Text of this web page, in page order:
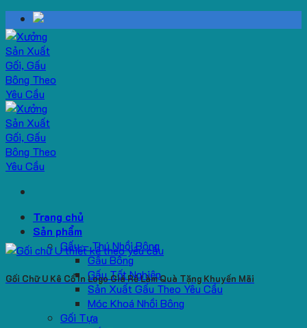
Skip
to
content
Trang chủ
Sản phẩm
Gấu – Thú Nhồi Bông
Gấu Bông
Gấu Tốt Nghiệp
Sản Xuất Gấu Theo Yêu Cầu
Móc Khoá Nhồi Bông
Gối Tựa
Gối Chữ U Kê Cổ In Logo Giá Rẻ Làm Quà Tặng Khuyến Mãi